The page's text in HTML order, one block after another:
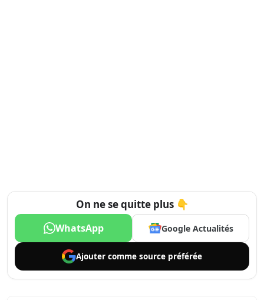
On ne se quitte plus 👇
WhatsApp Google Actualités
Ajouter comme source préférée